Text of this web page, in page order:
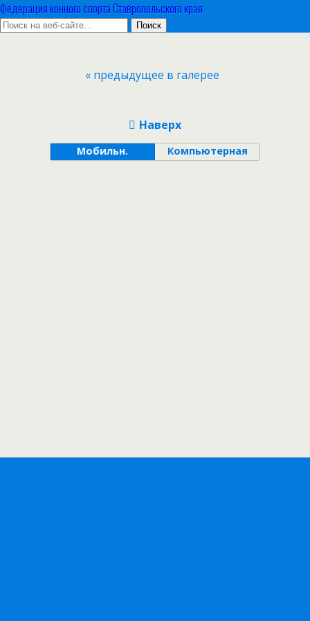
Федерация конного спорта Ставропольского края
« предыдущее в галерее
Наверх
Мобильн. Компьютерная